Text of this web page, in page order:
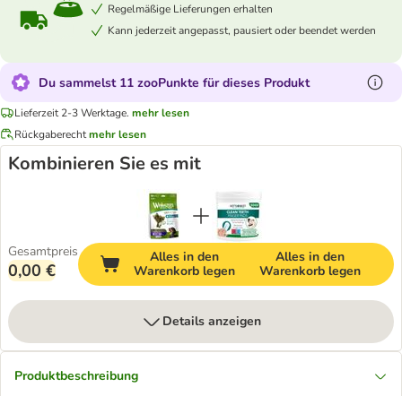
Regelmäßige Lieferungen erhalten
Kann jederzeit angepasst, pausiert oder beendet werden
Du sammelst 11 zooPunkte für dieses Produkt
Lieferzeit 2-3 Werktage. mehr lesen
Rückgaberechtmehr lesen
Kombinieren Sie es mit
Gesamtpreis
0,00 €
Alles in den
Warenkorb legen
Alles in den
Warenkorb legen
Details anzeigen
Produktbeschreibung